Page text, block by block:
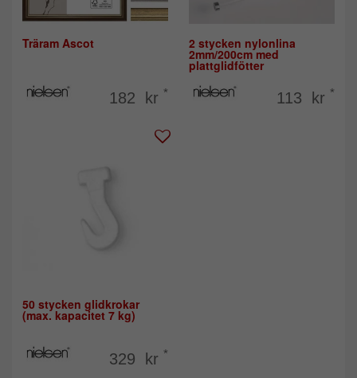
Träram Ascot
182 kr *
2 stycken nylonlina
2mm/200cm med
plattglidfötter
113 kr *
50 stycken glidkrokar
(max. kapacitet 7 kg)
329 kr *